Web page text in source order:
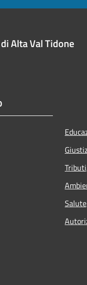
Alta Val Tidone